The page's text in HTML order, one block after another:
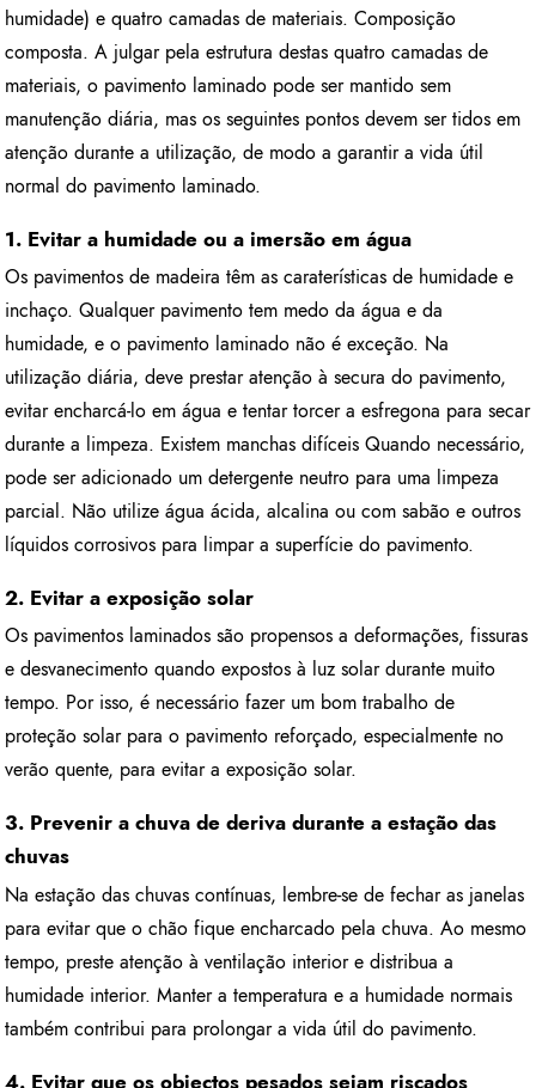
humidade) e quatro camadas de materiais. Composição
composta. A julgar pela estrutura destas quatro camadas de
materiais, o pavimento laminado pode ser mantido sem
manutenção diária, mas os seguintes pontos devem ser tidos em
atenção durante a utilização, de modo a garantir a vida útil
normal do pavimento laminado.
1. Evitar a humidade ou a imersão em água
Os pavimentos de madeira têm as caraterísticas de humidade e
inchaço. Qualquer pavimento tem medo da água e da
humidade, e o pavimento laminado não é exceção. Na
utilização diária, deve prestar atenção à secura do pavimento,
evitar encharcá-lo em água e tentar torcer a esfregona para secar
durante a limpeza. Existem manchas difíceis Quando necessário,
pode ser adicionado um detergente neutro para uma limpeza
parcial. Não utilize água ácida, alcalina ou com sabão e outros
líquidos corrosivos para limpar a superfície do pavimento.
2. Evitar a exposição solar
Os pavimentos laminados são propensos a deformações, fissuras
e desvanecimento quando expostos à luz solar durante muito
tempo. Por isso, é necessário fazer um bom trabalho de
proteção solar para o pavimento reforçado, especialmente no
verão quente, para evitar a exposição solar.
3. Prevenir a chuva de deriva durante a estação das
chuvas
Na estação das chuvas contínuas, lembre-se de fechar as janelas
para evitar que o chão fique encharcado pela chuva. Ao mesmo
tempo, preste atenção à ventilação interior e distribua a
humidade interior. Manter a temperatura e a humidade normais
também contribui para prolongar a vida útil do pavimento.
4. Evitar que os objectos pesados sejam riscados